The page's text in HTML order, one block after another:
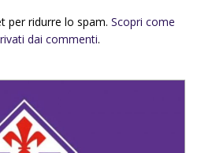
per ridurre lo spam. Scopri come
dai commenti.